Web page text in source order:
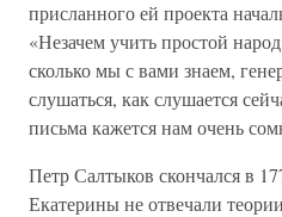
присланного ей проекта
«Незачем учить простой
сколько мы с вами знаем,
слушаться, как слушается
письма кажется нам очень
Петр Салтыков скончался в
Екатерины не отвечали